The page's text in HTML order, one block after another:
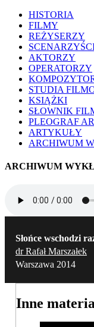
HISTORIA
FILMY
REŻYSERZY
AKTORZY
OPERATORZY
STUDIA
KSIĄŻKI
SŁOWNIK
PLEOGRAF
ARTYKUŁY
ARCHIWUM
ARCHIWUM
Słońce wschodzi
dr Rafał Marszałek
Warszawa 2014
Inne